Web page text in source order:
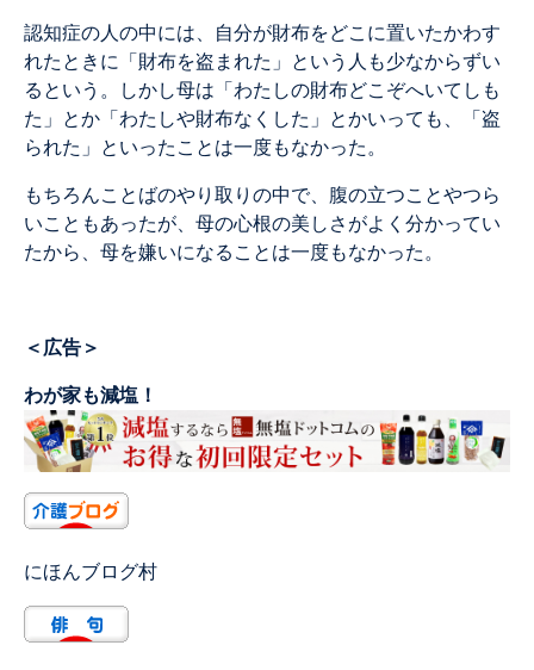
認知症の人の中には、自分が財布をどこに置いたかわす
れたときに「財布を盗まれた」という人も少なからずい
るという。しかし母は「わたしの財布どこぞへいてしも
た」とか「わたしや財布なくした」とかいっても、「盗
られた」といったことは一度もなかった。
もちろんことばのやり取りの中で、腹の立つことやつら
いこともあったが、母の心根の美しさがよく分かってい
たから、母を嫌いになることは一度もなかった。
＜広告＞
わが家も減塩！
にほんブログ村